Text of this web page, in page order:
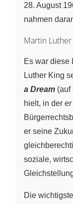
28. August
nahmen
Martin Luther
Es war diese
Luther King
a Dream (auf
hielt, in der
er seine
soziale,
Die